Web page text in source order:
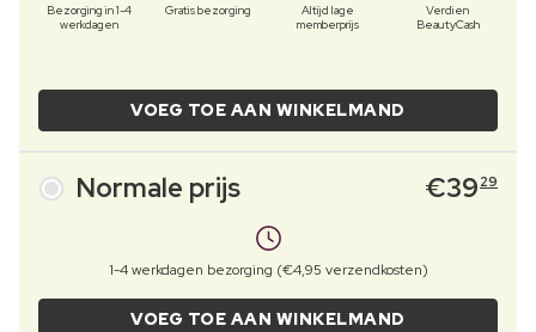
Bezorging in 1-4
werkdagen
Gratis bezorging
Altijd lage
memberprijs
Verdien
BeautyCash
VOEG TOE AAN WINKELMAND
Normale prijs €39 29
1-4 werkdagen bezorging (€4,95 verzendkosten)
VOEG TOE AAN WINKELMAND